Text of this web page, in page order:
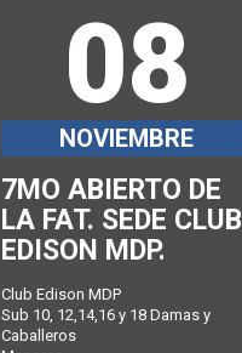
08
NOVIEMBRE
7MO ABIERTO DE
LA FAT. SEDE CLUB
EDISON MDP.
Club Edison MDP
Sub 10, 12,14,16 y 18 Damas y
Caballeros